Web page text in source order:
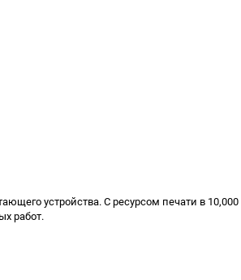
устройства. С ресурсом печати в 10,000
работ.